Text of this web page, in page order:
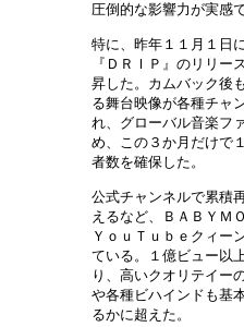
圧倒的な影響力が実感
特に、昨年１１月１日
『ＤＲＩＰ』のリリー
昇した。カムバック後
る舞台映像が各種チャ
れ、グローバル音楽フ
め、この３か月だけで
者数を確保した。
公式チャンネルで累積
えるなど、ＢＡＢＹＭ
ＹｏｕＴｕｂｅクィー
ている。１億ビュー以
り、高いクオリテイー
や各種ビハインドも基
るかに超えた。